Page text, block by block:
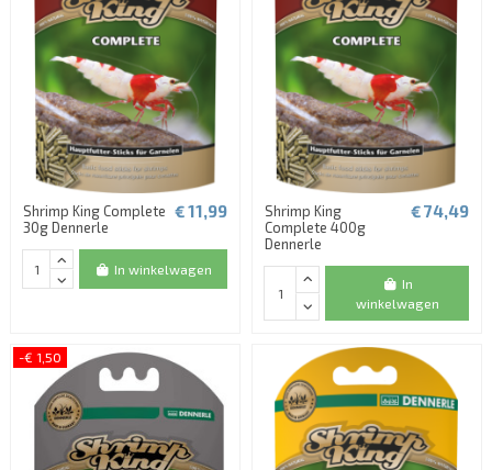
Shrimp King Complete
30g Dennerle
€ 11,99
In winkelwagen
Shrimp King
Complete 400g
Dennerle
€ 74,49
In
winkelwagen
-€ 1,50